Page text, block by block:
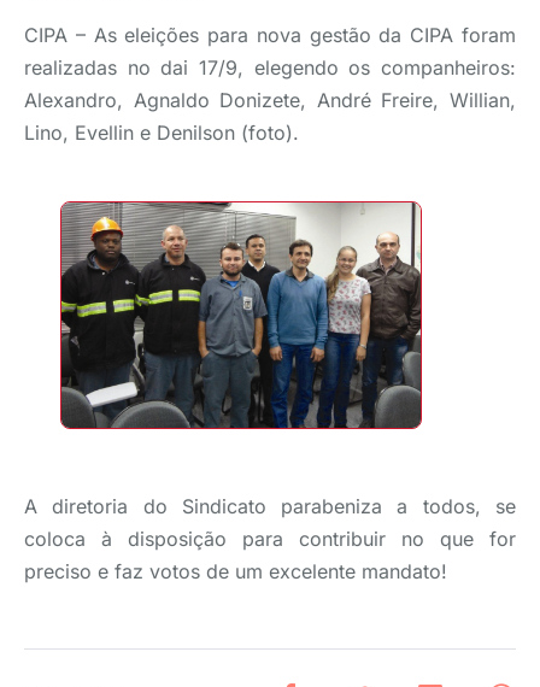
CIPA – As eleições para nova gestão da CIPA foram
realizadas no dai 17/9, elegendo os companheiros:
Alexandro, Agnaldo Donizete, André Freire, Willian,
Lino, Evellin e Denilson (foto).
A diretoria do Sindicato parabeniza a todos, se
coloca à disposição para contribuir no que for
preciso e faz votos de um excelente mandato!